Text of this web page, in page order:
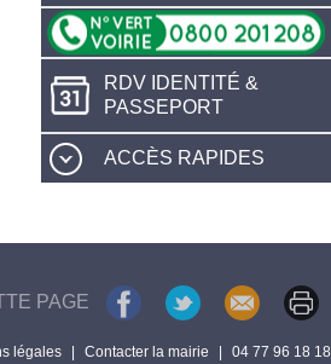
RDV IDENTITÉ &
PASSEPORT
ACCÈS RAPIDES
PAGE
légales Contacter la mairie 04 77 96 18 18